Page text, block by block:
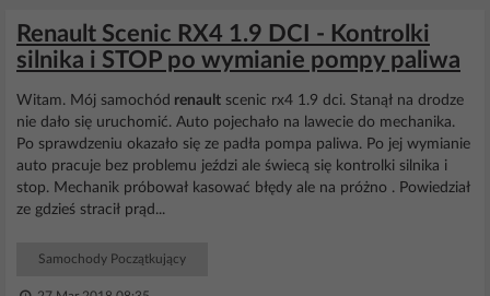
Renault Scenic RX4 1.9 DCI - Kontrolki
silnika i STOP po wymianie pompy paliwa
Witam. Mój samochód renault scenic rx4 1.9 dci. Stanął na drodze
nie dało się uruchomić. Auto pojechało na lawecie do mechanika.
Po sprawdzeniu okazało się ze padła pompa paliwa. Po jej wymianie
auto pracuje bez problemu jeździ ale świecą się kontrolki silnika i
stop. Mechanik próbował kasować błędy ale na próżno . Powiedział
ze gdzieś stracił prąd...
Samochody Początkujący